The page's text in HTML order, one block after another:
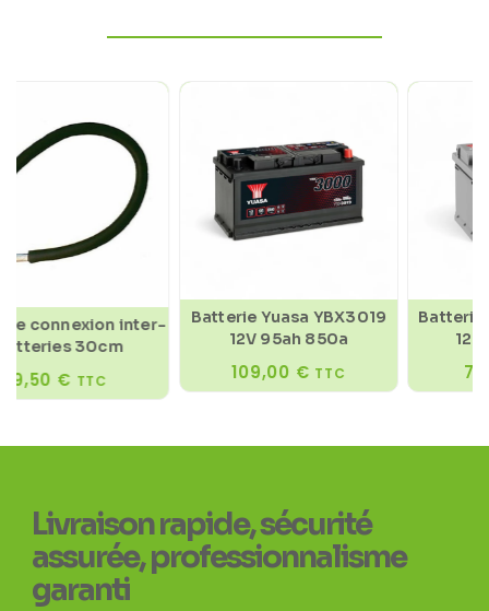
connexion inter-
30cm
€ TTC
Batterie Yuasa YBX3019
12V 95ah 850a
109,00€ TTC
Batterie
12V
Livraison rapide, sécurité
assurée, professionnalisme
garanti